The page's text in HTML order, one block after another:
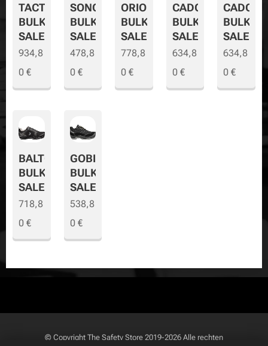
TACTIC
BULK
SALE
934,8
0 €
SONORA
BULK
SALE
478,8
0€
ORION
BULK
SALE
778,8
0 €
CADOR
BULK
SALE
634,8
0€
CADOR-
BULK-
SALE
634,8
0 €
BALTO
BULK
SALE
718,8
0 €
GOBI
BULK
SALE
538,8
0€
© Copyright The Safety Store 2019-2026 Alle rechten